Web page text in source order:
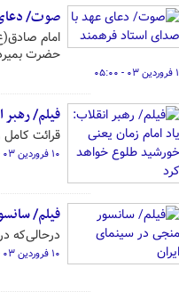
صوت/ دعای
امام
حضرت
- ۰۵:۰۰
فیلم/ رهبر
قرائت کامل
۱۰ فروردین ۰۳ - ۱۸:۳۰
فیلم/
درحالی‌که
۱۰ فروردین ۰۳ - ۱۷:۳۰